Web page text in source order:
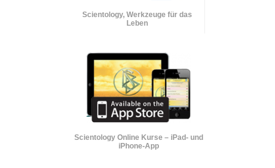
Scientology, Werkzeuge für das
Leben
Scientology Online Kurse – iPad- und
iPhone-App